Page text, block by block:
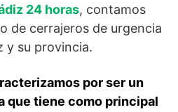
24 horas, contamos
de cerrajeros de urgencia
y su provincia.
por ser un
que tiene como principal